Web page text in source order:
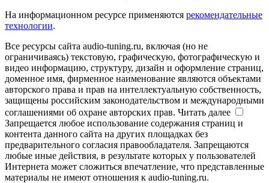
На информационном ресурсе применяются рекомендательные
технологии.
Все ресурсы сайта audio-tuning.ru, включая (но не
ограничиваясь) текстовую, графическую, фотографическую и
видео информацию, структуру, дизайн и оформление страниц,
доменное имя, фирменное наименование являются объектами
авторского права и прав на интеллектуальную собственность,
защищены российским законодательством и международными
соглашениями об охране авторских прав. Читать далее
Запрещается любое использование содержания страниц и
контента данного сайта на других площадках без
предварительного согласия правообладателя. Запрещаются
любые иные действия, в результате которых у пользователей
Интернета может сложиться впечатление, что представленные
материалы не имеют отношения к audio-tuning.ru.